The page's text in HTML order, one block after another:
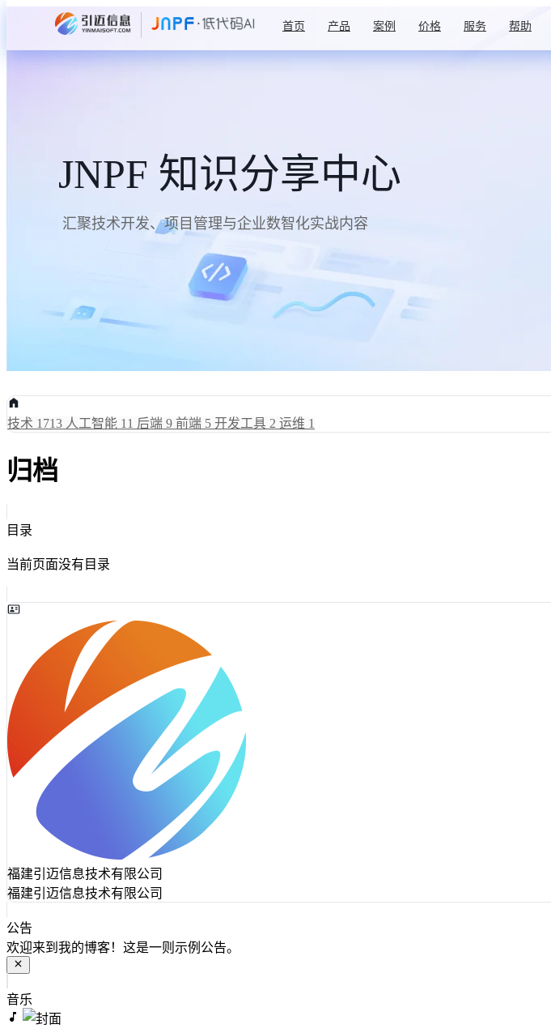
首页 产品 案例 价格 服务 帮助
JNPF 知识分享中心
汇聚技术开发、项目管理与企业数智化实战内容
技术 1713 人工智能 11 后端 9 前端 5 开发工具 2 运维 1
归档
目录
当前页面没有目录
福建引迈信息技术有限公司
福建引迈信息技术有限公司
公告
欢迎来到我的博客！这是一则示例公告。
音乐